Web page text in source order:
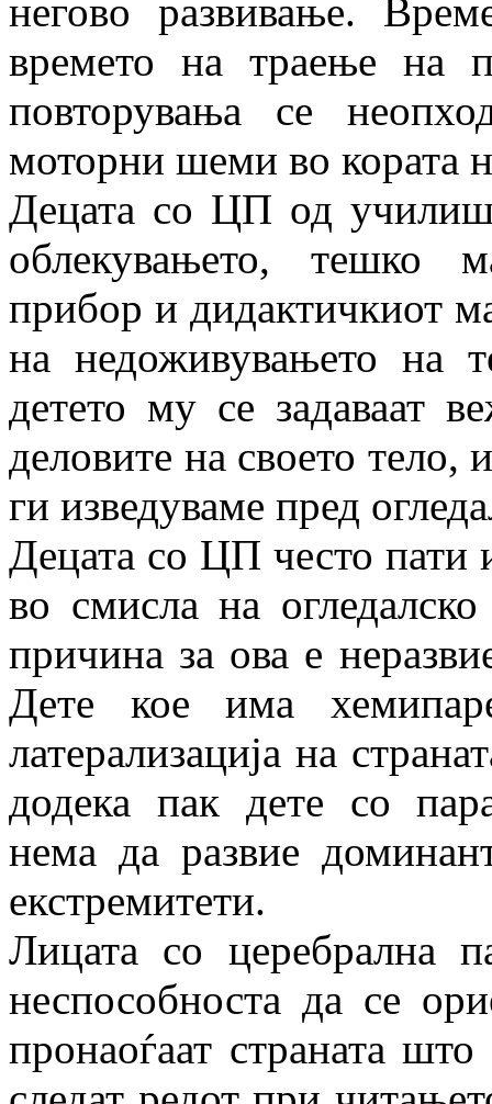
негово развивање.
времето на траење на
повторувања се
моторни шеми во кората
Децата со ЦП од
облекувањето, тешко
прибор и дидактичкиот
на недоживувањето на
детето му се задаваат
деловите на своето
ги изведуваме пред
Децата со ЦП често пати
во смисла на
причина за ова е
Дете кое има
латерализација на
додека пак дете со
нема да развие
екстремитети.
Лицата со церебрална
неспособноста да се
пронаоѓаат страната